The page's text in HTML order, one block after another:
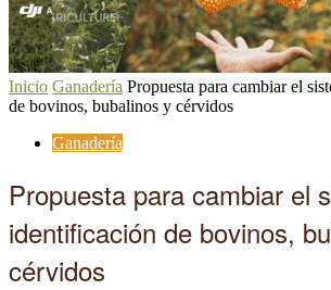
Inicio Ganadería Propuesta para cambiar el
de bovinos, bubalinos y cérvidos
Ganadería
Propuesta para cambiar el
identificación de bovinos,
cérvidos